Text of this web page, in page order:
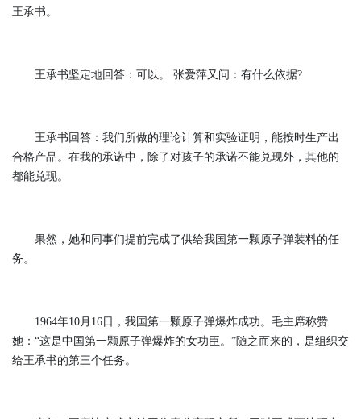
王承书。
王承书坚定地回答：可以。 张爱萍又问：有什么依据?
王承书回答：我们所做的理论计算和实验证明，能按时生产出
合格产品。在我的承诺中，除了对孩子的承诺不能兑现外，其他的
都能兑现。
果然，她和同事们提前完成了供给我国第一颗原子弹装料的任
务。
1964年10月16日，我国第一颗原子弹爆炸成功。毛主席称赞
她：“这是中国第一颗原子弹爆炸的女功臣。”随之而来的，是组织交
给王承书的第三个任务。